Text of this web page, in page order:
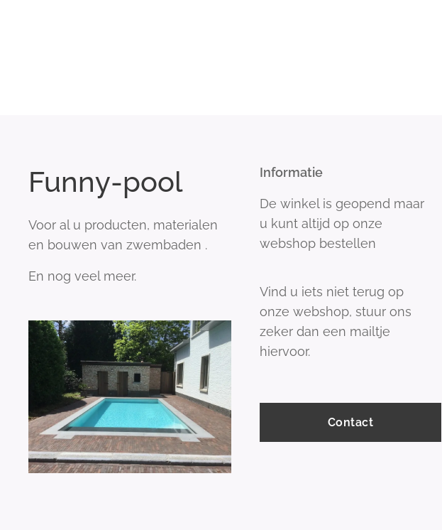
Funny-pool
Voor al u producten, materialen
en bouwen van zwembaden .
En nog veel meer.
Informatie
De winkel is geopend maar
u kunt altijd op onze
webshop bestellen
Vind u iets niet terug op
onze webshop, stuur ons
zeker dan een mailtje
hiervoor.
Contact